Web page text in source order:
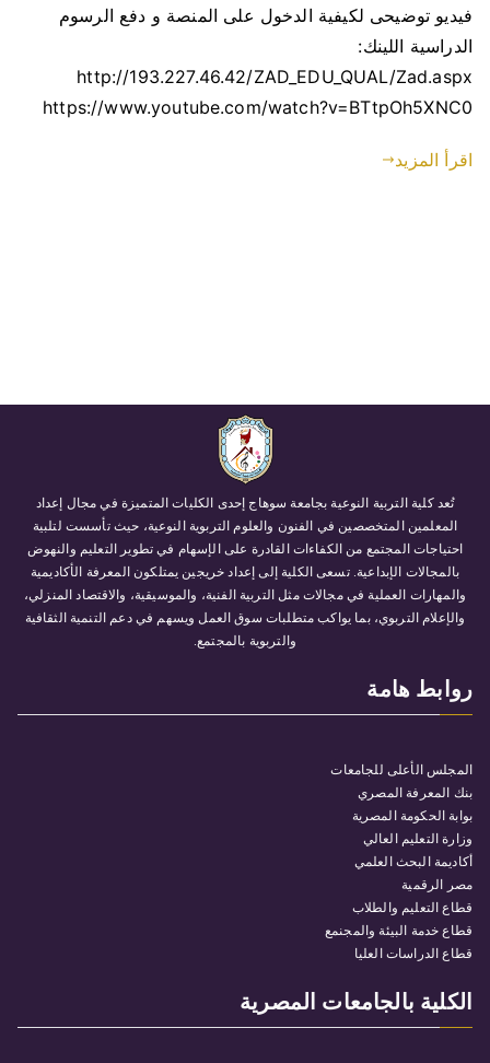
فيديو توضيحى لكيفية الدخول على المنصة و دفع الرسوم
الدراسية اللينك:
http://193.227.46.42/ZAD_EDU_QUAL/Zad.aspx
https://www.youtube.com/watch?v=BTtpOh5XNC0
اقرأ المزيد
تُعد كلية التربية النوعية بجامعة سوهاج إحدى الكليات المتميزة في مجال إعداد
المعلمين المتخصصين في الفنون والعلوم التربوية النوعية، حيث تأسست لتلبية
احتياجات المجتمع من الكفاءات القادرة على الإسهام في تطوير التعليم والنهوض
بالمجالات الإبداعية. تسعى الكلية إلى إعداد خريجين يمتلكون المعرفة الأكاديمية
والمهارات العملية في مجالات مثل التربية الفنية، والموسيقية، والاقتصاد المنزلي،
والإعلام التربوي، بما يواكب متطلبات سوق العمل ويسهم في دعم التنمية الثقافية
والتربوية بالمجتمع.
روابط هامة
المجلس الأعلى للجامعات
بنك المعرفة المصري
بوابة الحكومة المصرية
وزارة التعليم العالي
أكاديمة البحث العلمي
مصر الرقمية
قطاع التعليم والطلاب
قطاع خدمة البيئة والمجنمع
قطاع الدراسات العليا
الكلية بالجامعات المصرية